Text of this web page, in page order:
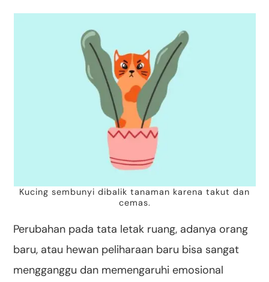
Kucing sembunyi dibalik tanaman karena takut dan
cemas.
Perubahan pada tata letak ruang, adanya orang
baru, atau hewan peliharaan baru bisa sangat
mengganggu dan memengaruhi emosional